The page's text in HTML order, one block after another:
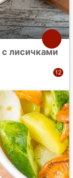
лисичками